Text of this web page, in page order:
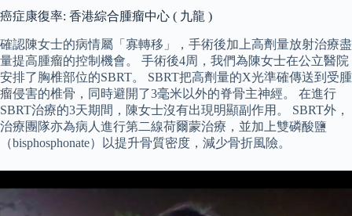
癌症康復率: 香港綜合腫瘤中心 ( 九龍 )
確認陳女士的病情屬「寡轉移」，手術後加上高劑量放射治療盡
量提高腫瘤的控制機會。 手術後4周，我們為陳女士在公立醫院
安排了胸椎部位的SBRT。 SBRT把高劑量的X光準確傳送到受腫
瘤侵害的椎骨，同時避開了3毫米以外的脊骨主神經。 在進行
SBRT治療的3天期間，陳女士沒有出現明顯副作用。 SBRT外，
治療團隊亦為病人進行第二線荷爾蒙治療，並加上雙磷酸鹽
（bisphosphonate）以提升骨質密度，減少骨折風險。